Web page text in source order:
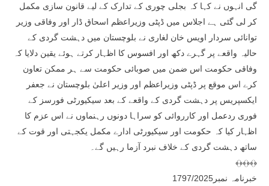
گی انہوں نے کہا کہ بجلی چوری کے تدارک کے لیے قانون سازی مکمل
کر لی گئی ہے اجلاس میں ڈپٹی وزیراعظم اسحاق ڈار اور وفاقی وزیر
توانائی سردار اویس خان لغاری نے بلوچستان میں دہشت گردی کے
حالیہ واقعے پر گہرے دکھ اور افسوس کا اظہار کرتے ہوئے یقین دلایا کہ
وفاقی حکومت اس ضمن میں صوبائی حکومت سے ہر ممکن تعاون
کرے اس موقع پر ڈپٹی وزیراعظم اور وزیر اعلیٰ بلوچستان نے جعفر
ایکسپریس پر دہشت گردی کے واقعے کے بعد سیکیورٹی فورسز کے
فوری ردعمل اور کارروائی کو سراہا دونوں رہنماوں نے اس عزم کا
اظہار کیا کہ حکومت اور سیکیورٹی ادارے مکمل یکجہتی اور قوت کے
ساتھ دہشت گردی کے خلاف نبرد آزما رہیں گے۔
﴾﴿﴾﴿﴾﴿
خبرنامہ نمبر1797/2025